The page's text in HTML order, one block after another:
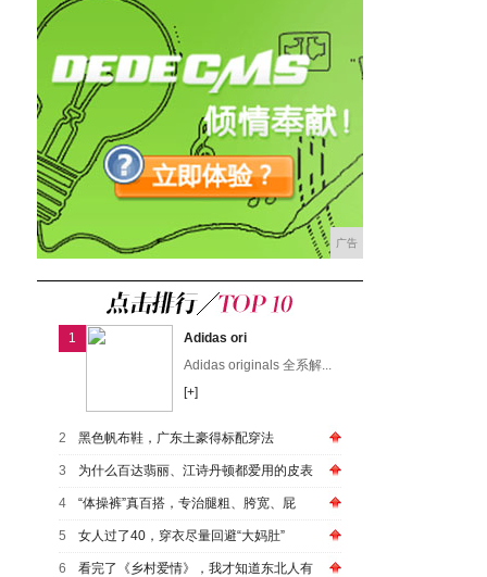
广告
1
Adidas ori
Adidas originals 全系解...
[+]
2 黑色帆布鞋，广东土豪得标配穿法
3 为什么百达翡丽、江诗丹顿都爱用的皮表
4 “体操裤”真百搭，专治腿粗、胯宽、屁
5 女人过了40，穿衣尽量回避“大妈肚”
6 看完了《乡村爱情》，我才知道东北人有